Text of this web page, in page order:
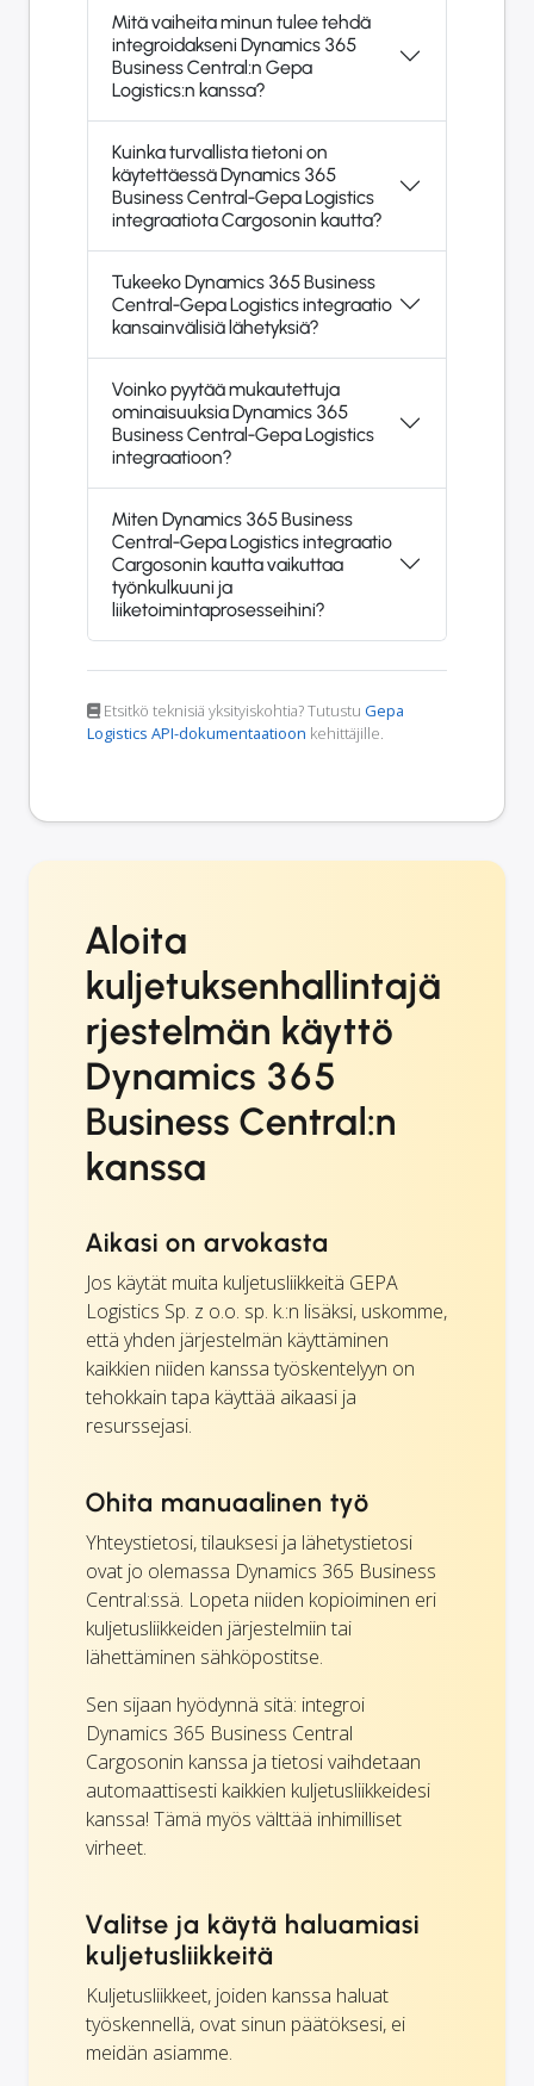
Mitä vaiheita minun tulee tehdä
integroidakseni Dynamics 365
Business Central:n Gepa
Logistics:n kanssa?
Kuinka turvallista tietoni on
käytettäessä Dynamics 365
Business Central-Gepa Logistics
integraatiota Cargosonin kautta?
Tukeeko Dynamics 365 Business
Central-Gepa Logistics integraatio
kansainvälisiä lähetyksiä?
Voinko pyytää mukautettuja
ominaisuuksia Dynamics 365
Business Central-Gepa Logistics
integraatioon?
Miten Dynamics 365 Business
Central-Gepa Logistics integraatio
Cargosonin kautta vaikuttaa
työnkulkuuni ja
liiketoimintaprosesseihini?
Etsitkö teknisiä yksityiskohtia? Tutustu Gepa
Logistics API-dokumentaatioon kehittäjille.
Aloita
kuljetuksenhallintajä
rjestelmän käyttö
Dynamics 365
Business Central:n
kanssa
Aikasi on arvokasta
Jos käytät muita kuljetusliikkeitä GEPA
Logistics Sp. z o.o. sp. k.:n lisäksi, uskomme,
että yhden järjestelmän käyttäminen
kaikkien niiden kanssa työskentelyyn on
tehokkain tapa käyttää aikaasi ja
resurssejasi.
Ohita manuaalinen työ
Yhteystietosi, tilauksesi ja lähetystietosi
ovat jo olemassa Dynamics 365 Business
Central:ssä. Lopeta niiden kopioiminen eri
kuljetusliikkeiden järjestelmiin tai
lähettäminen sähköpostitse.
Sen sijaan hyödynnä sitä: integroi
Dynamics 365 Business Central
Cargosonin kanssa ja tietosi vaihdetaan
automaattisesti kaikkien kuljetusliikkeidesi
kanssa! Tämä myös välttää inhimilliset
virheet.
Valitse ja käytä haluamiasi
kuljetusliikkeitä
Kuljetusliikkeet, joiden kanssa haluat
työskennellä, ovat sinun päätöksesi, ei
meidän asiamme.